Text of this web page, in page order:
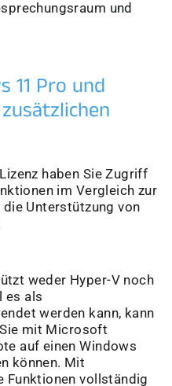
und
11 Pro und
haben Sie Zugriff
im Vergleich zur
Unterstützung von
weder Hyper-V noch
es als
werden kann, kann
mit Microsoft
auf einen Windows
können. Mit
Funktionen vollständig